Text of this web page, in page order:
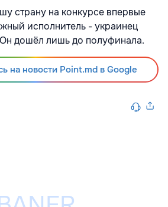
страну на конкурсе впервые
исполнитель - украинец
дошёл лишь до полуфинала.
на новости Point.md в Google